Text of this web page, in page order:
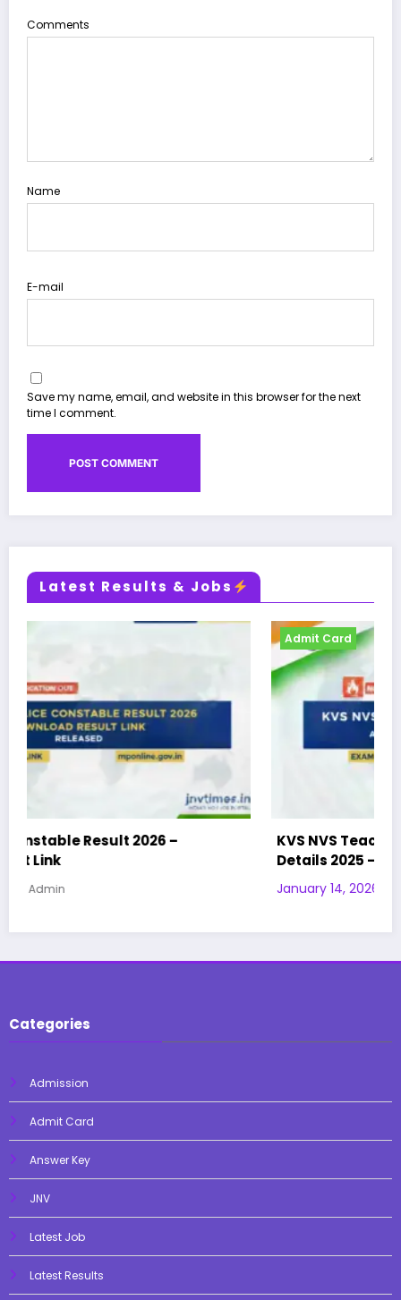
Comments
Name
E-mail
Save my name, email, and website in this browser for the next
time I comment.
Latest Results & Jobs
KVS NVS Teaching & Non-Teaching Exam City
Details 2025 – OUT | Admit Card | Exam City
January 14, 2026
Categories
Admission
Admit Card
Answer Key
JNV
Latest Job
Latest Results